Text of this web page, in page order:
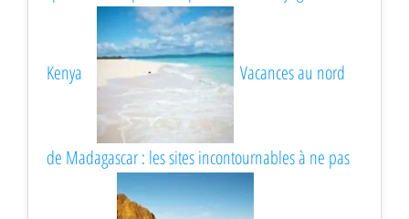
Kenya Vacances au nord
de Madagascar : les sites incontournables à ne pas